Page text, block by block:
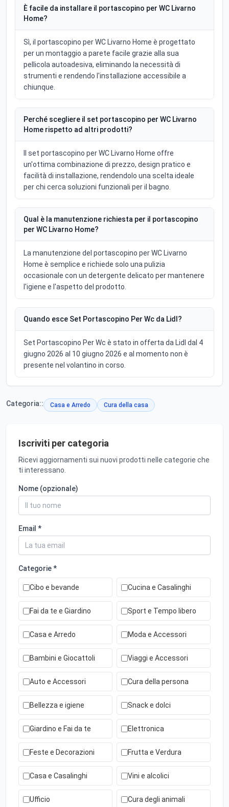
È facile da installare il portascopino per WC Livarno
Home?
Sì, il portascopino per WC Livarno Home è progettato
per un montaggio a parete facile grazie alla sua
pellicola autoadesiva, eliminando la necessità di
strumenti e rendendo l'installazione accessibile a
chiunque.
Perché scegliere il set portascopino per WC Livarno
Home rispetto ad altri prodotti?
Il set portascopino per WC Livarno Home offre
un'ottima combinazione di prezzo, design pratico e
facilità di installazione, rendendolo una scelta ideale
per chi cerca soluzioni funzionali per il bagno.
Qual è la manutenzione richiesta per il portascopino
per WC Livarno Home?
La manutenzione del portascopino per WC Livarno
Home è semplice e richiede solo una pulizia
occasionale con un detergente delicato per mantenere
l'igiene e l'aspetto del prodotto.
Quando esce Set Portascopino Per Wc da Lidl?
Set Portascopino Per Wc è stato in offerta da Lidl dal 4
giugno 2026 al 10 giugno 2026 e al momento non è
presente nel volantino in corso.
Categoria:: Casa e Arredo Cura della casa
Iscriviti per categoria
Ricevi aggiornamenti sui nuovi prodotti nelle categorie che
ti interessano.
Nome (opzionale)
Email *
Categorie *
Cibo e bevande Cucina e Casalinghi
Fai da te e Giardino Sport e Tempo libero
Casa e Arredo Moda e Accessori
Bambini e Giocattoli Viaggi e Accessori
Auto e Accessori Cura della persona
Bellezza e igiene Snack e dolci
Giardino e Fai da te Elettronica
Feste e Decorazioni Frutta e Verdura
Casa e Casalinghi Vini e alcolici
Ufficio Cura degli animali